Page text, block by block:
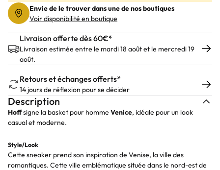
Envie de le trouver dans une de nos boutiques
Voir disponibilité en boutique
Livraison offerte dès 60€*
Livraison estimée entre le mardi 18 août et le mercredi 19
août.
Retours et échanges offerts*
14 jours de réflexion pour se décider
Description
Hoffsigne la basket pour homme Venice, idéale pour un look
casual et moderne.
Style/Look
Cette sneaker prend son inspiration de Venise, la ville des
romantiques. Cette ville emblématique située dans le nord-est de